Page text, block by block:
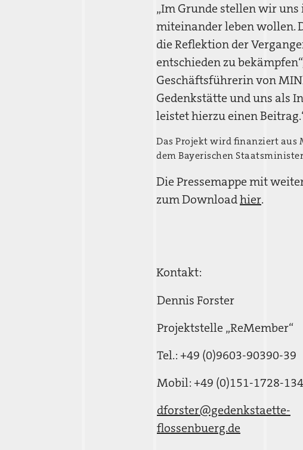
„Im Grunde stellen wir
miteinander leben wollen.
die Reflektion der
entschieden zu
Geschäftsführerin von
Gedenkstätte und uns als
leistet hierzu einen
Das Projekt wird finanziert aus
dem Bayerischen
Die Pressemappe mit
zum Downloadhier.
Kontakt:
Dennis Forster
Projektstelle „ReMember“
Tel.: +49 (0)9603-90390-39
Mobil: +49 (0)151-1728-
dforster@gedenkstaette-
flossenbuerg.de